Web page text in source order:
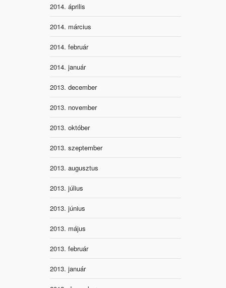
2014. április
2014. március
2014. február
2014. január
2013. december
2013. november
2013. október
2013. szeptember
2013. augusztus
2013. július
2013. június
2013. május
2013. február
2013. január